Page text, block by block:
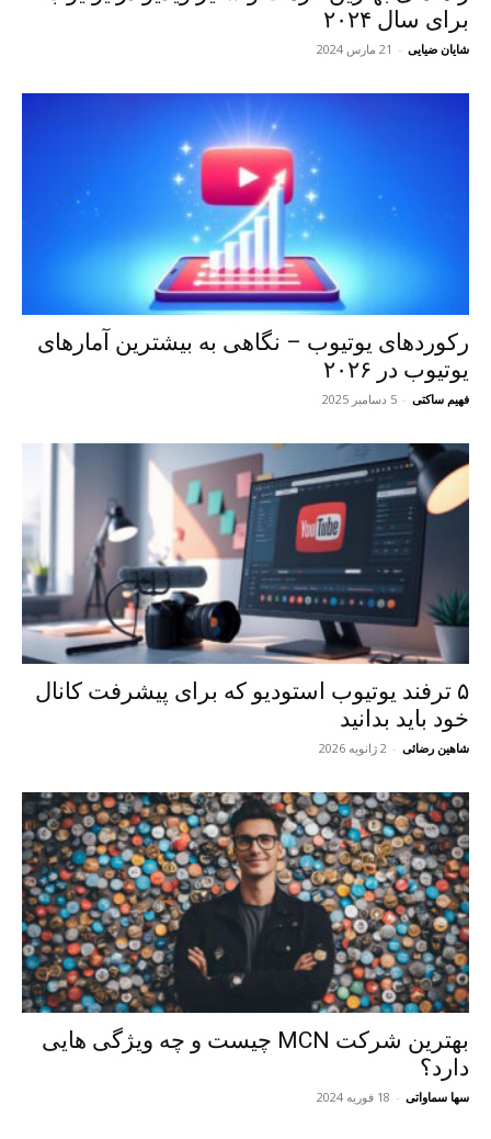
برای سال ۲۰۲۴
شایان ضیایی - 21 مارس 2024
رکوردهای یوتیوب – نگاهی به بیشترین آمارهای
یوتیوب در ۲۰۲۶
فهیم ساکتی - 5 دسامبر 2025
۵ ترفند یوتیوب استودیو که برای پیشرفت کانال
خود باید بدانید
شاهین رضائی - 2 ژانویه 2026
بهترین شرکت MCN چیست و چه ویژگی هایی
دارد؟
سها سماواتی - 18 فوریه 2024